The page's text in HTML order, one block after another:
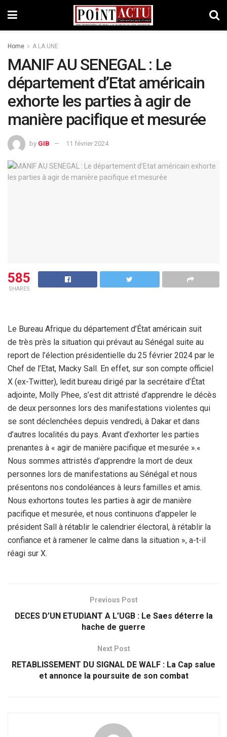
Home A LA UNE
MANIF AU SENEGAL : Le
département d’Etat américain
exhorte les parties à agir de
manière pacifique et mesurée
by GIB 11 février 2024
585
SHARES
Le Bureau Afrique du département d’État américain suit
de très près la situation qui prévaut au Sénégal suite au
report de l’élection présidentielle du 25 février 2024 par le
Chef de l’Etat, Macky Sall. En effet, sur son compte officiel
X (ex-Twitter), ledit bureau dirigé par la secrétaire d’État
adjointe, Molly Phee, s’est dit attristé d’apprendre le décès
de deux personnes lors des manifestations violentes qui
se sont déclenchées depuis vendredi, à Dakar et dans
d’autres localités du pays. Avant d’exhorter les parties
prenantes à « agir de manière pacifique et mesurée ».«
Nous sommes attristés d’apprendre la mort de deux
personnes lors de manifestations au Sénégal et nous
présentons nos condoléances à leurs familles et amis.
Nous exhortons toutes les parties à agir de manière
pacifique et mesurée, et nous continuons d’appeler le
président Sall à rétablir le calendrier électoral, à rétablir la
confiance et à ramener le calme dans la situation », a-t-il
réagi sur X.
Previous Post
DECES D’UN ETUDIANT A L’UGB : Le Saes déterre la
hache de guerre
Next Post
RETABLISSEMENT DU SIGNAL DE WALF : La Cap salue
et annonce la poursuite de son combat